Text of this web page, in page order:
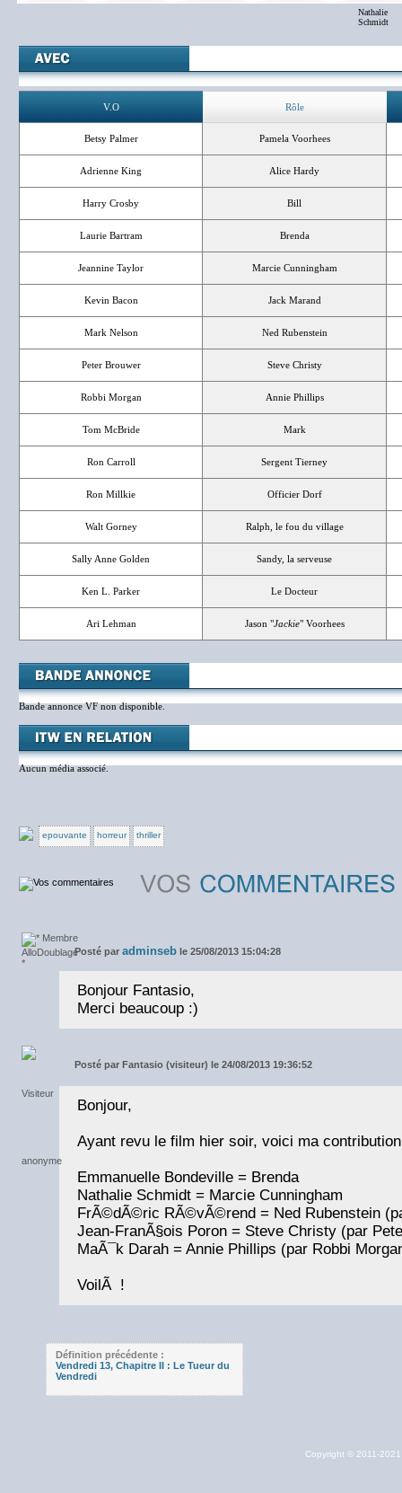
Nathalie
Schmidt
V.O Rôle
Betsy Palmer Pamela Voorhees
Adrienne King Alice Hardy
Harry Crosby Bill
Laurie Bartram Brenda
Jeannine Taylor Marcie Cunningham
Kevin Bacon Jack Marand
Mark Nelson Ned Rubenstein
Peter Brouwer Steve Christy
Robbi Morgan Annie Phillips
Tom McBride Mark
Ron Carroll Sergent Tierney
Ron Millkie Officier Dorf
Walt Gorney Ralph, le fou du village
Sally Anne Golden Sandy, la serveuse
Ken L. Parker Le Docteur
Ari Lehman Jason "Jackie" Voorhees
Bande annonce VF non disponible.
Aucun média associé.
epouvante horreur thriller
Posté par adminseb le 25/08/2013 15:04:28
Bonjour Fantasio,
Merci beaucoup :)
Posté par Fantasio (visiteur) le 24/08/2013 19:36:52
Bonjour,
Ayant revu le film hier soir, voici ma
Emmanuelle Bondeville = Brenda
Nathalie Schmidt = Marcie Cunningham
FrÃ©dÃ©ric RÃ©vÃ©rend = Ned Rubenstein
Jean-FranÃ§ois Poron = Steve Christy (par
MaÃ¯k Darah = Annie Phillips (par Robbi
VoilÃ !
Définition précédente :
Vendredi 13, Chapitre II : Le Tueur du
Vendredi
Copyright © 2011-